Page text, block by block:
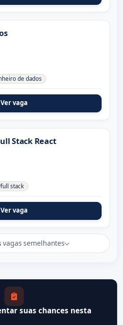
de dados
Ver vaga
Stack React
stack
Ver vaga
vagas semelhantes
suas chances nesta